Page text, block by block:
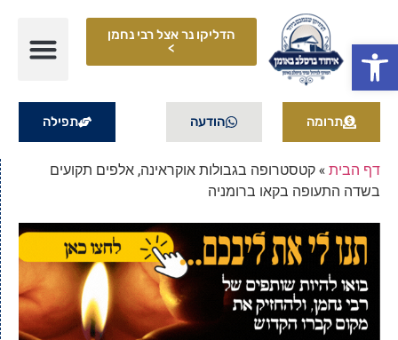
פתח סרגל נגישות
הדליקו נר אצל רבי נחמן
>
תרומה הודעה תפילה
דף הבית»קטסטרופה בגבולות אוקראינה, אלפים תקועים
בשדה התעופה בקאו ברומניה